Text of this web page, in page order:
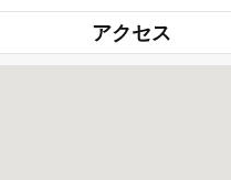
アクセス